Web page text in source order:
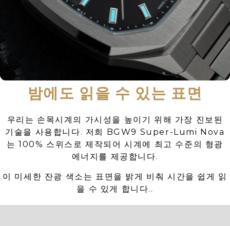
밤에도 읽을 수 있는 표면
우리는 손목시계의 가시성을 높이기 위해 가장 진보된
기술을 사용합니다. 저희 BGW9 Super-Lumi Nova
는 100% 스위스로 제작되어 시계에 최고 수준의 형광
에너지를 제공합니다.
이 미세한 잔광 색소는 표면을 밝게 비춰 시간을 쉽게 읽
을 수 있게 합니다..